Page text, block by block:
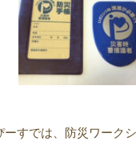
ーすでは、防災ワーク